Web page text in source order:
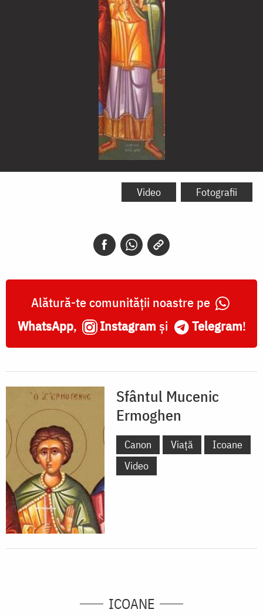
Sfântul
Video Fotografii
Alătură-te comunității noastre pe
WhatsApp, Instagram și Telegram!
Sfântul Mucenic
Ermoghen
Canon Viață
Icoane
Video
ICOANE